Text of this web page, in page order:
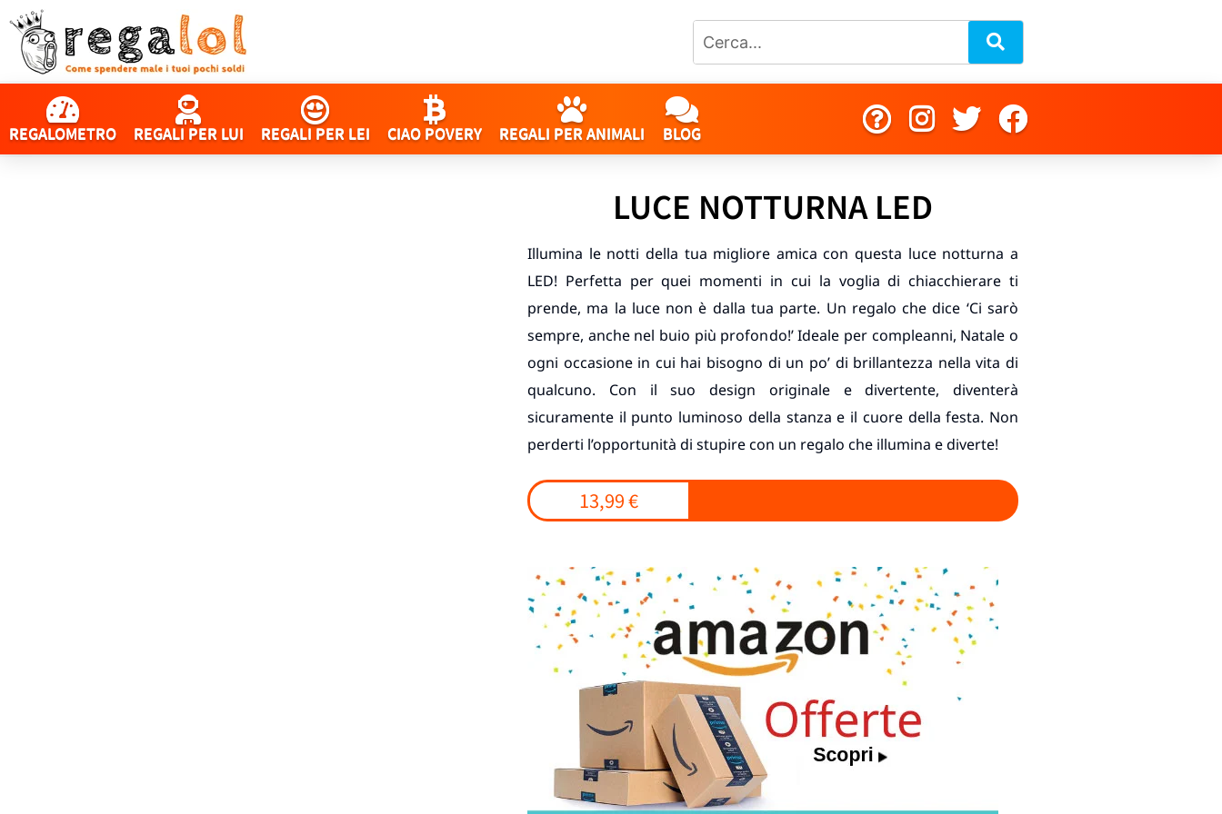
REGALOMETRO REGALI PER LUI REGALI PER LEI CIAO POVERY REGALI PER ANIMALI BLOG
LUCE NOTTURNA LED
Illumina le notti della tua migliore amica con questa luce notturna a
LED! Perfetta per quei momenti in cui la voglia di chiacchierare ti
prende, ma la luce non è dalla tua parte. Un regalo che dice ‘Ci sarò
sempre, anche nel buio più profondo!’ Ideale per compleanni, Natale o
ogni occasione in cui hai bisogno di un po’ di brillantezza nella vita di
qualcuno. Con il suo design originale e divertente, diventerà
sicuramente il punto luminoso della stanza e il cuore della festa. Non
perderti l’opportunità di stupire con un regalo che illumina e diverte!
13,99 €